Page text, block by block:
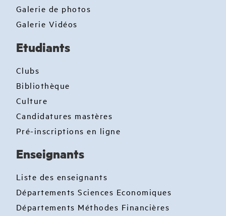
Galerie de photos
Galerie Vidéos
Etudiants
Clubs
Bibliothèque
Culture
Candidatures mastères
Pré-inscriptions en ligne
Enseignants
Liste des enseignants
Départements Sciences Economiques
Départements Méthodes Financières